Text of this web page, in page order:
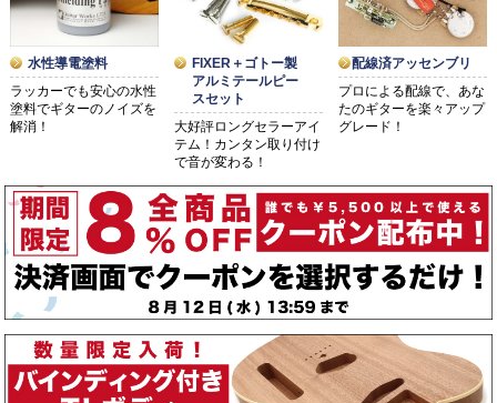
水性導電塗料
ラッカーでも安心の水性
塗料でギターのノイズを
解消！
FIXER＋ゴトー製
アルミテールピー
スセット
大好評ロングセラーアイ
テム！カンタン取り付け
で音が変わる！
配線済アッセンブリ
プロによる配線で、あな
たのギターを楽々アップ
グレード！